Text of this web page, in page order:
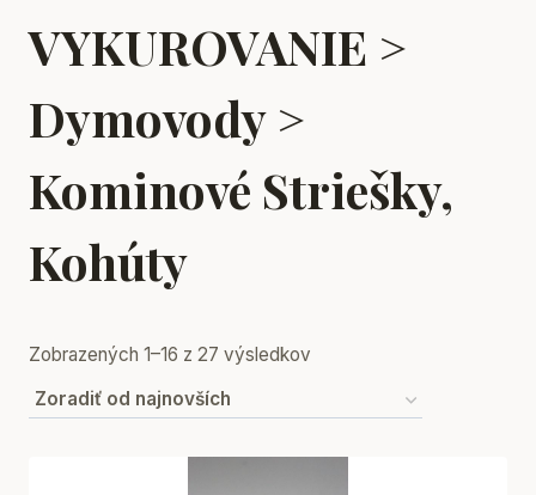
VYKUROVANIE >
Dymovody >
Kominové Striešky,
Kohúty
Zobrazených 1–16 z 27 výsledkov
latest